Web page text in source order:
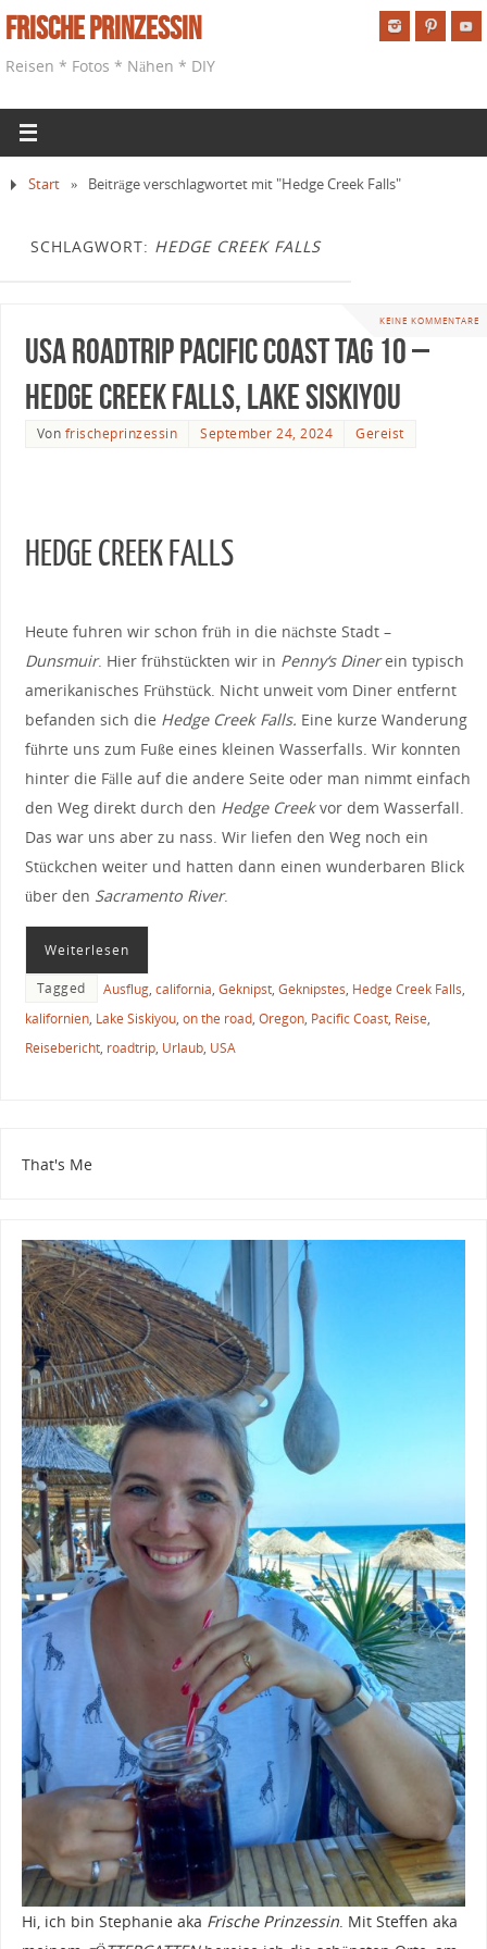
Frische Prinzessin
Reisen * Fotos * Nähen * DIY
Start » Beiträge verschlagwortet mit "Hedge Creek Falls"
SCHLAGWORT: HEDGE CREEK FALLS
KEINE KOMMENTARE
USA Roadtrip Pacific Coast Tag 10 –
Hedge Creek Falls, Lake Siskiyou
Von frischeprinzessin September 24, 2024 Gereist
HEDGE CREEK FALLS
Heute fuhren wir schon früh in die nächste Stadt –
Dunsmuir. Hier frühstückten wir in Penny‘s Dinerein typisch
amerikanisches Frühstück. Nicht unweit vom Diner entfernt
befanden sich die Hedge Creek Falls. Eine kurze Wanderung
führte uns zum Fuße eines kleinen Wasserfalls. Wir konnten
hinter die Fälle auf die andere Seite oder man nimmt einfach
den Weg direkt durch den Hedge Creekvor dem Wasserfall.
Das war uns aber zu nass. Wir liefen den Weg noch ein
Stückchen weiter und hatten dann einen wunderbaren Blick
über den Sacramento River.
Weiterlesen
Tagged Ausflug, california, Geknipst, Geknipstes, Hedge Creek Falls,
kalifornien, Lake Siskiyou, on the road, Oregon, Pacific Coast, Reise,
Reisebericht, roadtrip, Urlaub, USA
That's Me
Hi, ich bin Stephanie aka Frische Prinzessin. Mit Steffen aka